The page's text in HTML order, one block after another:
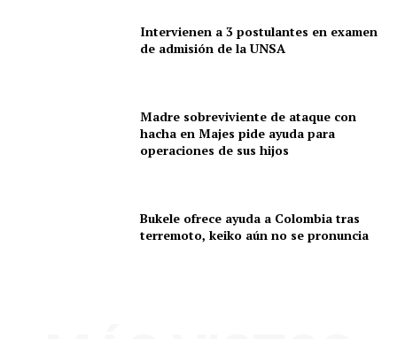
Intervienen a 3 postulantes en examen
de admisión de la UNSA
Madre sobreviviente de ataque con
hacha en Majes pide ayuda para
operaciones de sus hijos
Bukele ofrece ayuda a Colombia tras
terremoto, keiko aún no se pronuncia